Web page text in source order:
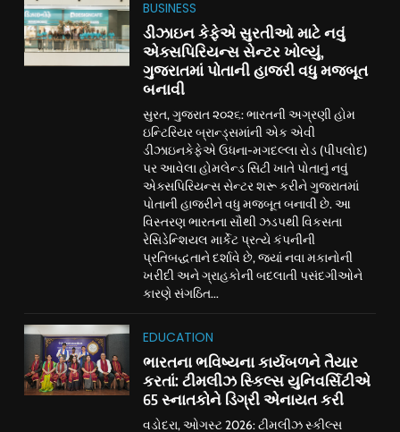
BUSINESS
ડીઝાઇન કેફેએ સુરતીઓ માટે નવું
એક્સપિરિયન્સ સેન્ટર ખોલ્યું,
ગુજરાતમાં પોતાની હાજરી વધુ મજબૂત
બનાવી
સુરત, ગુજરાત ૨૦૨૬: ભારતની અગ્રણી હોમ
ઇન્ટિરિયર બ્રાન્ડ્સમાંની એક એવી
ડીઝાઇનકેફેએ ઉધના-મગદલ્લા રોડ (પીપલોદ)
પર આવેલા હોમલેન્ડ સિટી ખાતે પોતાનું નવું
એક્સપિરિયન્સ સેન્ટર શરૂ કરીને ગુજરાતમાં
પોતાની હાજરીને વધુ મજબૂત બનાવી છે. આ
વિસ્તરણ ભારતના સૌથી ઝડપથી વિકસતા
રેસિડેન્શિયલ માર્કેટ પ્રત્યે કંપનીની
પ્રતિબદ્ધતાને દર્શાવે છે, જ્યાં નવા મકાનોની
ખરીદી અને ગ્રાહકોની બદલાતી પસંદગીઓને
કારણે સંગઠિત...
EDUCATION
ભારતના ભવિષ્યના કાર્યબળને તૈયાર
કરતાં: ટીમલીઝ સ્કિલ્સ યુનિવર્સિટીએ
65 સ્નાતકોને ડિગ્રી એનાયત કરી
વડોદરા, ઓગસ્ટ 2026: ટીમલીઝ સ્કીલ્સ